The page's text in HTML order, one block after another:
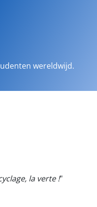
wereldwijd.
la verte !"